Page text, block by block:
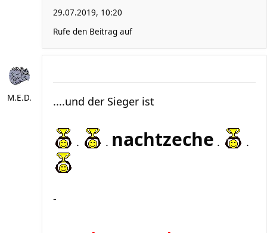
29.07.2019, 10:20
Rufe den Beitrag auf
M.E.D. ....und der Sieger ist
. . nachtzeche . .
-